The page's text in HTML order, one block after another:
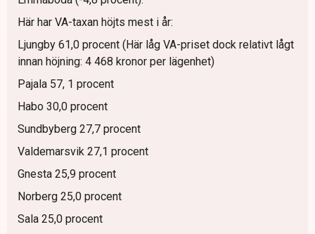
Här har VA-taxan höjts mest i år:
Ljungby 61,0 procent (Här låg VA-priset dock relativt lågt
innan höjning: 4 468 kronor per lägenhet)
Pajala 57, 1 procent
Habo 30,0 procent
Sundbyberg 27,7 procent
Valdemarsvik 27,1 procent
Gnesta 25,9 procent
Norberg 25,0 procent
Sala 25,0 procent